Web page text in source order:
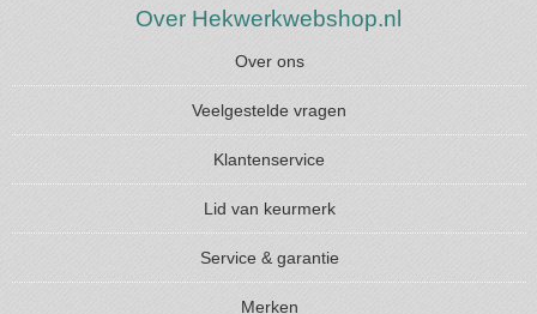
Over Hekwerkwebshop.nl
Over ons
Veelgestelde vragen
Klantenservice
Lid van keurmerk
Service & garantie
Merken